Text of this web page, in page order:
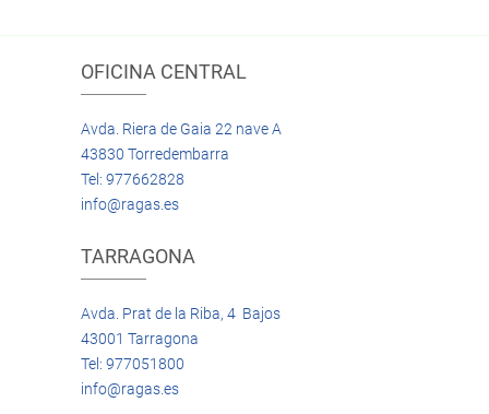
OFICINA CENTRAL
Avda. Riera de Gaia 22 nave A
43830 Torredembarra
Tel: 977662828
info@ragas.es
TARRAGONA
Avda. Prat de la Riba, 4 Bajos
43001 Tarragona
Tel: 977051800
info@ragas.es